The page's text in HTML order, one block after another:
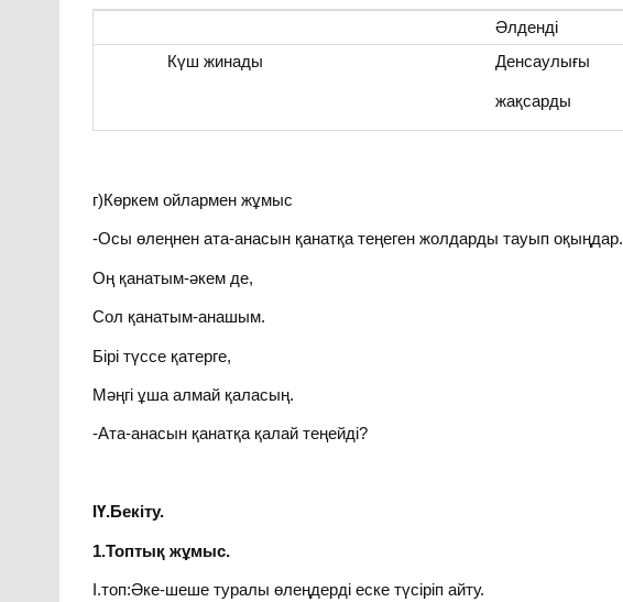
Әлденді
Күш жинады
Денсаулығы
жақсарды
г)Көркем ойлармен жұмыс
-Осы өлеңнен ата-анасын қанатқа теңеген жолдарды тауып оқыңдар.
Оң қанатым-әкем де,
Сол қанатым-анашым.
Бірі түссе қатерге,
Мәңгі ұша алмай қаласың.
-Ата-анасын қанатқа қалай теңейді?
ІҮ.Бекіту.
1.Топтық жұмыс.
І.топ:Әке-шеше туралы өлеңдерді еске түсіріп айту.